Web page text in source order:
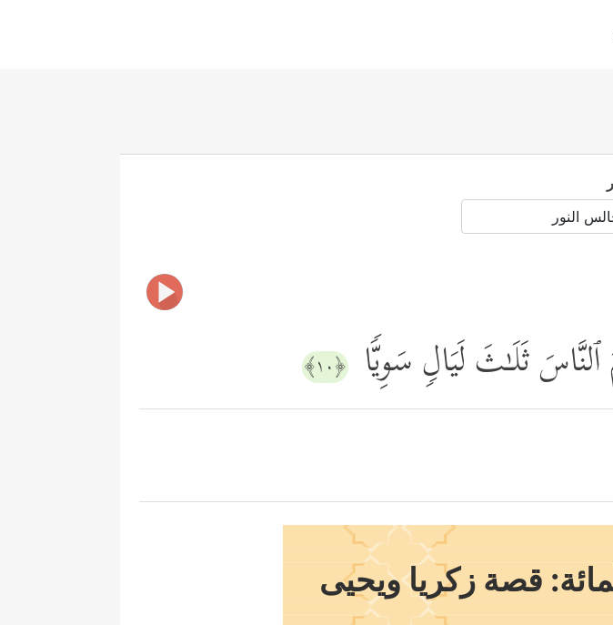
ثَلَـٰثَ لَیَالࣲ سَوِیࣰّا ﴿١٠﴾
قصة زكريا ويحيى